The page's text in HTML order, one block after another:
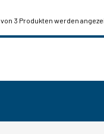
von 3 Produkten werden